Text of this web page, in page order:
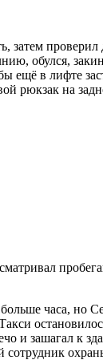
обулся,
ещё в лифте
рюкзак на
часа, но
и зашагал к